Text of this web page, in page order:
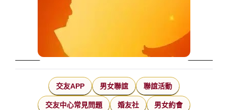
交友APP 男女聯誼 聯誼活動
交友中心常見問題 婚友社 男女約會